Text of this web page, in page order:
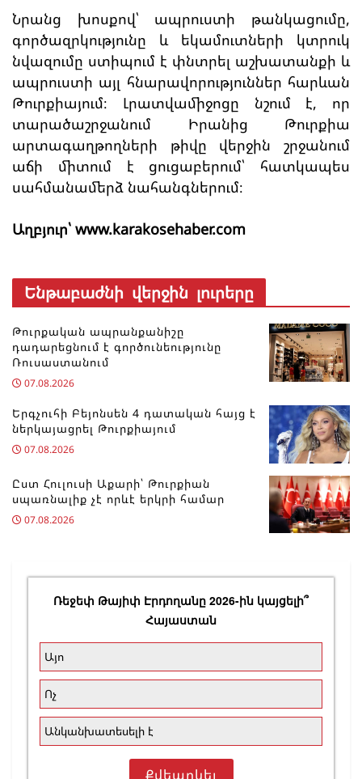
Նրանց խոսքով՝ ապրուստի թանկացումը,
գործազրկությունը և եկամուտների կտրուկ
նվազումը ստիպում է փնտրել աշխատանքի և
ապրուստի այլ հնարավորություններ հարևան
Թուրքիայում։ Լրատվամիջոցը նշում է, որ
տարածաշրջանում Իրանից Թուրքիա
արտագաղթողների թիվը վերջին շրջանում
աճի միտում է ցուցաբերում՝ հատկապես
սահմանամերձ նահանգներում։
Աղբյուր՝ www.karakosehaber.com
Ենթաբաժնի վերջին լուրերը
Թուրքական ապրանքանիշը
դադարեցնում է գործունեությունը
Ռուսաստանում
07.08.2026
Երգչուհի Բեյոնսեն ​​4 դատական հայց է
ներկայացրել Թուրքիայում
07.08.2026
Ըստ Հուլուսի Աքարի՝ Թուրքիան
սպառնալիք չէ որևէ երկրի համար
07.08.2026
Ռեջեփ Թայիփ Էրդողանը 2026-ին կայցելի՞
Հայաստան
Այո
Ոչ
Անկանխատեսելի է